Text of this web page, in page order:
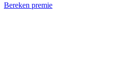
Bereken premie